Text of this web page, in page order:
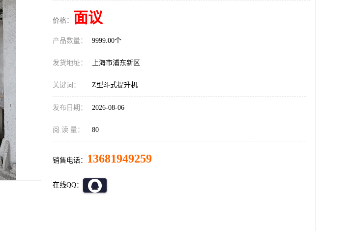
价格： 面议
产品数量： 9999.00个
发货地址： 上海市浦东新区
关键词： Z型斗式提升机
发布日期： 2026-08-06
阅 读 量： 80
销售电话： 13681949259
在线QQ：